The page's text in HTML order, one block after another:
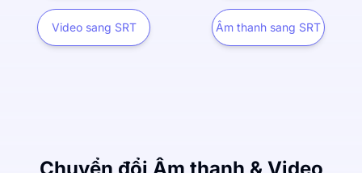
Video sang SRT Âm thanh sang SRT